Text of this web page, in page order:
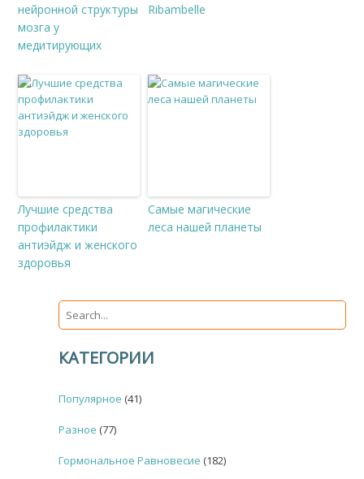
нейронной структуры
мозга у
медитирующих
Ribambelle
Лучшие средства
профилактики
антиэйдж и женского
здоровья
Самые магические
леса нашей планеты
КАТЕГОРИИ
Популярное (41)
Разное (77)
Гормональное Равновесие (182)